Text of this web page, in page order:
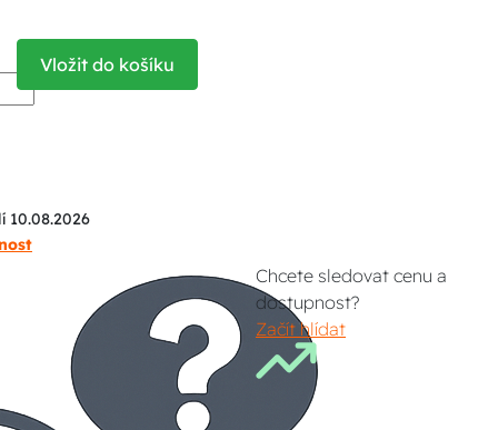
Vložit do košíku
10.08.2026
Chcete sledovat cenu a
dostupnost?
Začít hlídat